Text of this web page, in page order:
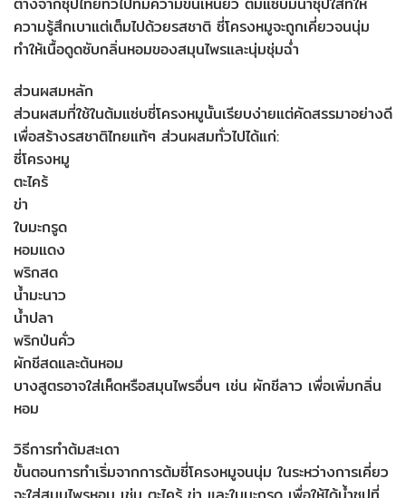
ความรู้สึกเบาแต่เต็มไปด้วยรสชาติ ซี่โครงหมูจะถูกเคี่ยวจนนุ่ม
ทำให้เนื้อดูดซับกลิ่นหอมของสมุนไพรและนุ่มชุ่มฉ่ำ
ส่วนผสมหลัก
ส่วนผสมที่ใช้ในต้มแซ่บซี่โครงหมูนั้นเรียบง่ายแต่คัดสรรมาอย่างดี
เพื่อสร้างรสชาติไทยแท้ๆ ส่วนผสมทั่วไปได้แก่:
ซี่โครงหมู
ตะไคร้
ข่า
ใบมะกรูด
หอมแดง
พริกสด
น้ำมะนาว
น้ำปลา
พริกป่นคั่ว
ผักชีสดและต้นหอม
บางสูตรอาจใส่เห็ดหรือสมุนไพรอื่นๆ เช่น ผักชีลาว เพื่อเพิ่มกลิ่น
หอม
วิธีการทำต้มสะเดา
ขั้นตอนการทำเริ่มจากการต้มซี่โครงหมูจนนุ่ม ในระหว่างการเคี่ยว